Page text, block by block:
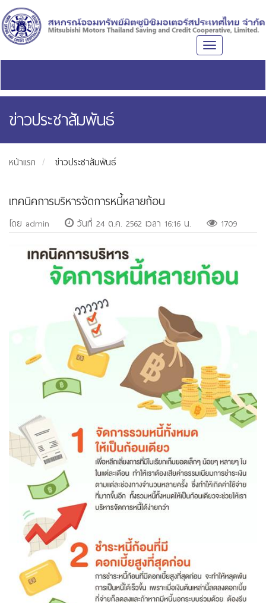
Toggle
ข่าวประชาสัมพันธ์
หน้าแรก ข่าวประชาสัมพันธ์
เทคนิคการบริหารจัดการหนี้หลายก้อน
โดย admin วันที่ 24 ต.ค. 2562 เวลา 16:16 น. 1709